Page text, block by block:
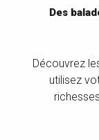
Des
Découvrez
utilisez